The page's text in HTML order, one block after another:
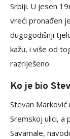
Srbiji. U jesen
vreći pronađen
dugogodišnji
kažu, i više od
razriješeno.
Ko je bio
Stevan
Sremskoj ulici, a
Savamale,